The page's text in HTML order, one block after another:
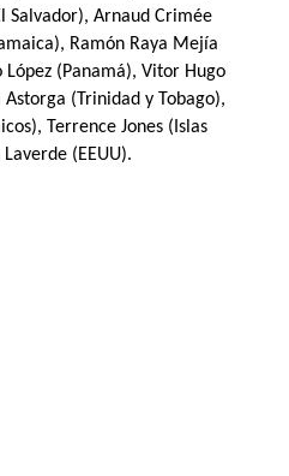
Salvador), Arnaud Crimée
Ramón Raya Mejía
(Panamá), Vitor Hugo
(Trinidad y Tobago),
Terrence Jones (Islas
(EEUU).